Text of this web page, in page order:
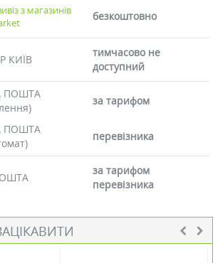
з магазинів
безкоштовно
КИЇВ
тимчасово не
доступний
ПОШТА
за тарифом
ПОШТА
перевізника
за тарифом
перевізника